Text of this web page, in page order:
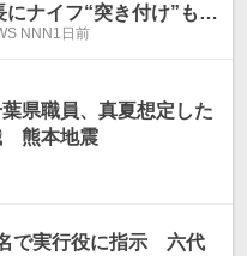
ナイフ“突き付け”も…
り押さえられる 千
NNN1日前
県職員、真夏想定した
熊本地震
で実行役に指示 六代